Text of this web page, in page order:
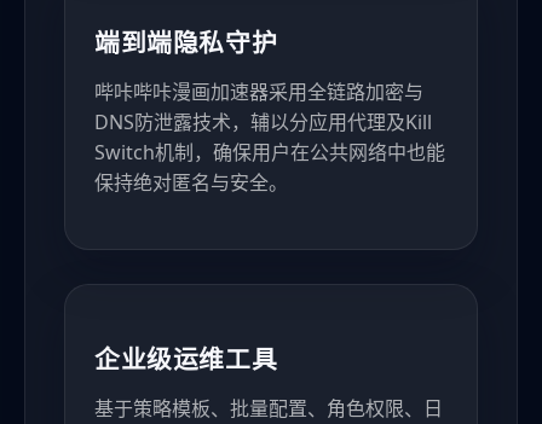
端到端隐私守护
哔咔哔咔漫画加速器采用全链路加密与
DNS防泄露技术，辅以分应用代理及Kill
Switch机制，确保用户在公共网络中也能
保持绝对匿名与安全。
企业级运维工具
基于策略模板、批量配置、角色权限、日